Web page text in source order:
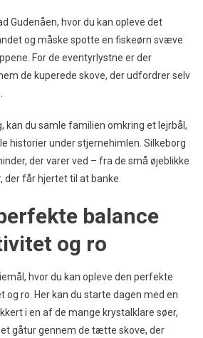
Gudenåen, hvor du kan opleve det
og måske spotte en fiskeørn svæve
For de eventyrlystne er der
de kuperede skove, der udfordrer selv
kan du samle familien omkring et lejrbål,
historier under stjernehimlen. Silkeborg
der varer ved – fra de små øjeblikke
der får hjertet til at banke.
balance
og ro
hvor du kan opleve den perfekte
og ro. Her kan du starte dagen med en
i en af de mange krystalklare søer,
gåtur gennem de tætte skove, der